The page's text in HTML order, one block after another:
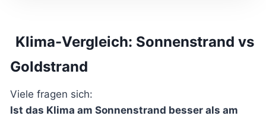
Klima-Vergleich: Sonnenstrand vs
Goldstrand
Viele fragen sich:
Ist das Klima am Sonnenstrand besser als am